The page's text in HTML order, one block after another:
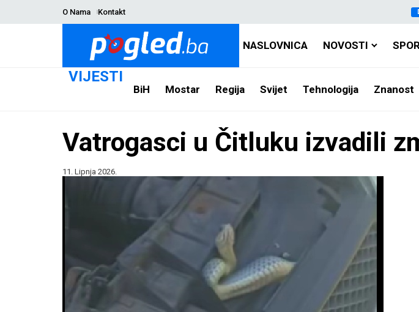
O Nama Kontakt
NASLOVNICA NOVOSTI
VIJESTI
BiH Mostar Regija Svijet Tehnologija Znanost
Vatrogasci u Čitluku izvadili
11. Lipnja 2026.